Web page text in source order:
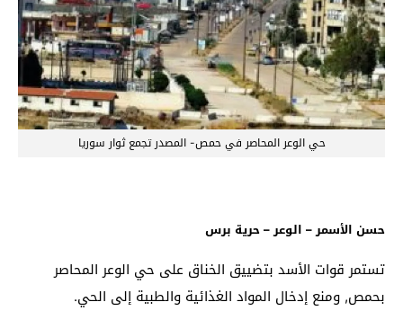
حي الوعر المحاصر في حمص- المصدر تجمع ثوار سوريا
حسن الأسمر – الوعر – حرية برس
تستمر قوات الأسد بتضييق الخناق على حي الوعر المحاصر
بحمص, ومنع إدخال المواد الغذائية والطبية إلى الحي.